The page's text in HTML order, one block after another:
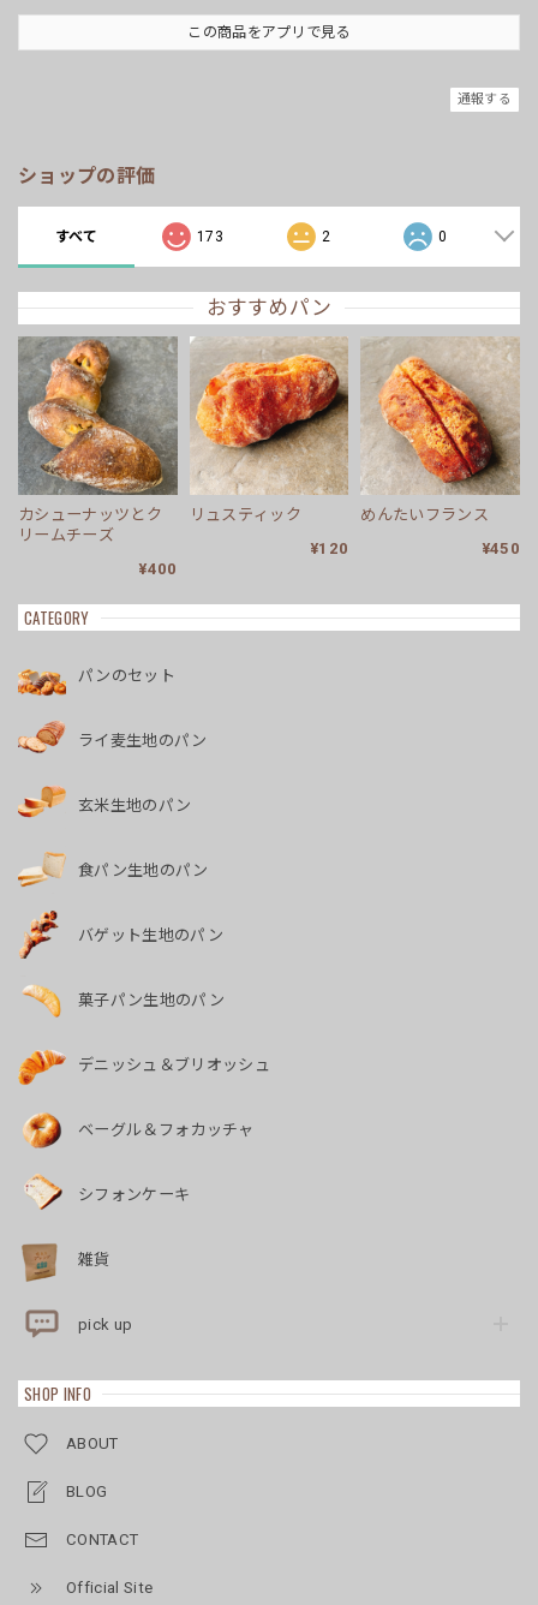
CATEGORY
パンのセット
ライ麦生地のパン
玄米生地のパン
食パン生地のパン
バゲット生地のパン
菓子パン生地のパン
デニッシュ＆ブリオッシュ
ベーグル＆フォカッチャ
シフォンケーキ
雑貨
pick up
SHOP INFO
ABOUT
BLOG
CONTACT
Official Site
この商品をアプリで見る
通報する
ショップの評価
すべて 173 2 0
おすすめパン
カシューナッツとク
リームチーズ
¥400
リュスティック
¥120
めんたいフランス
¥450